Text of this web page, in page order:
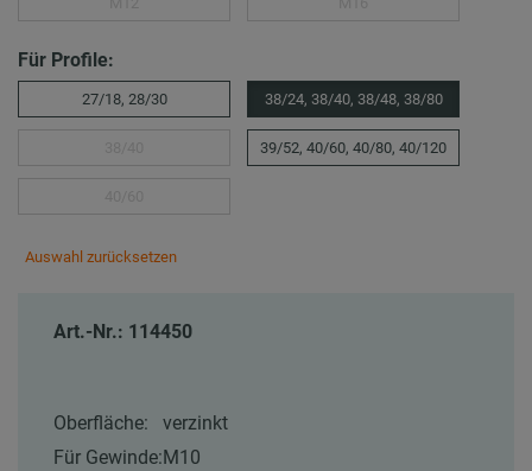
Für Profile:
27/18, 28/30 38/24, 38/40, 38/48, 38/80
39/52, 40/60, 40/80, 40/120
Auswahl zurücksetzen
Art.-Nr.: 114450
Oberfläche:
verzinkt
Für Gewinde:M10